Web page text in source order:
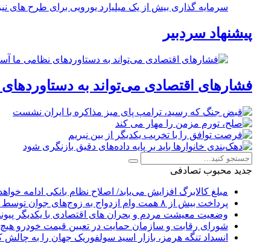
سرمایه گذاری بیش از یک میلیارد یورویی برای طرح های
پیشنهاد سردبیر
فشارهای اقتصادی می‌تواند به
جدید محبوب تصادفی
مبلغ کالابرگ افزایش می‌یابد/ اصلاح نظام بانکی ادامه
پرداخت بیش از ۸ همت وام ازدواج به زوج‌های جوان توسط بانک ملی ایران
وضعیت معیشت مردم و بحران های اقتصادی با یکدیگر
شورای رقابت و سازمان حمایت در تعیین قیمت خودرو هیچ
انسداد تنگه هرمز، بازار اسید سولفوریک جهان را به چالش